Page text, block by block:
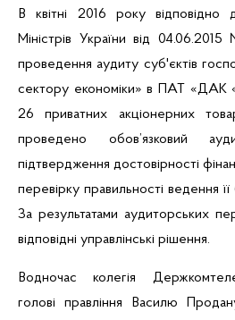
В квітні 2016 року відповідно
Міністрів України від
проведення аудиту суб'єктів
сектору економіки» в ПАТ «ДАК
26 приватних акціонерних
проведено обов’язковий
підтвердження достовірності
перевірку правильності ведення
За результатами аудиторських
відповідні управлінські рішення.
Водночас колегія
голові правління Василю